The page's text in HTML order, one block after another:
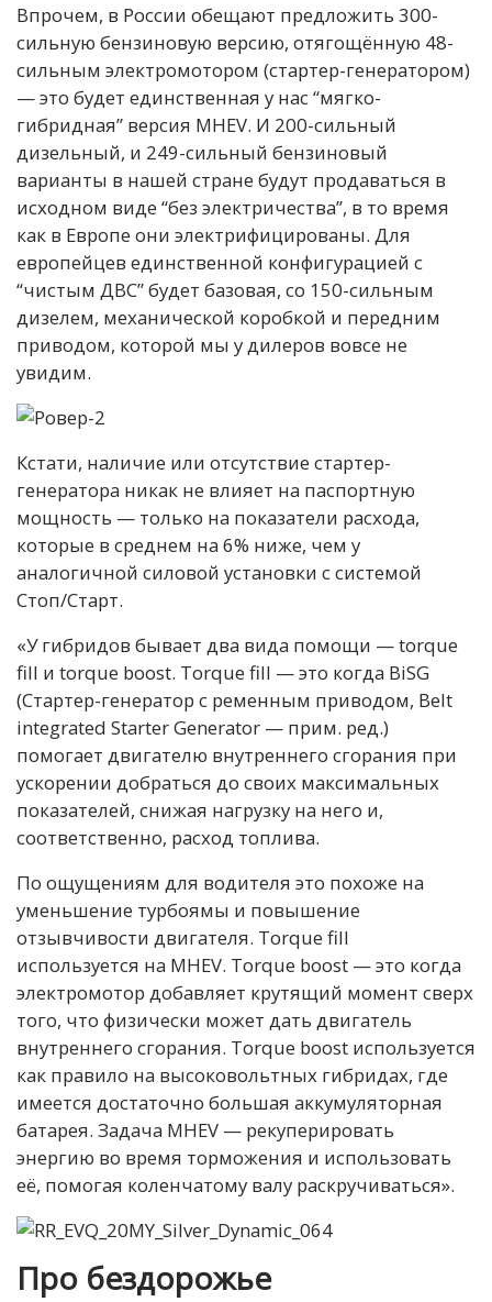
Впрочем, в России обещают предложить 300-
сильную бензиновую версию, отягощённую 48-
сильным электромотором (стартер-генератором)
— это будет единственная у нас “мягко-
гибридная” версия MHEV. И 200-сильный
дизельный, и 249-сильный бензиновый
варианты в нашей стране будут продаваться в
исходном виде “без электричества”, в то время
как в Европе они электрифицированы. Для
европейцев единственной конфигурацией с
“чистым ДВС” будет базовая, со 150-сильным
дизелем, механической коробкой и передним
приводом, которой мы у дилеров вовсе не
увидим.
Кстати, наличие или отсутствие стартер-
генератора никак не влияет на паспортную
мощность — только на показатели расхода,
которые в среднем на 6% ниже, чем у
аналогичной силовой установки с системой
Стоп/Старт.
«У гибридов бывает два вида помощи — torque
fill и torque boost. Torque fill — это когда BiSG
(Стартер-генератор с ременным приводом, Belt
integrated Starter Generator — прим. ред.)
помогает двигателю внутреннего сгорания при
ускорении добраться до своих максимальных
показателей, снижая нагрузку на него и,
соответственно, расход топлива.
По ощущениям для водителя это похоже на
уменьшение турбоямы и повышение
отзывчивости двигателя. Torque fill
используется на MHEV. Torque boost — это когда
электромотор добавляет крутящий момент сверх
того, что физически может дать двигатель
внутреннего сгорания. Torque boost используется
как правило на высоковольтных гибридах, где
имеется достаточно большая аккумуляторная
батарея. Задача MHEV — рекуперировать
энергию во время торможения и использовать
её, помогая коленчатому валу раскручиваться».
Про бездорожье